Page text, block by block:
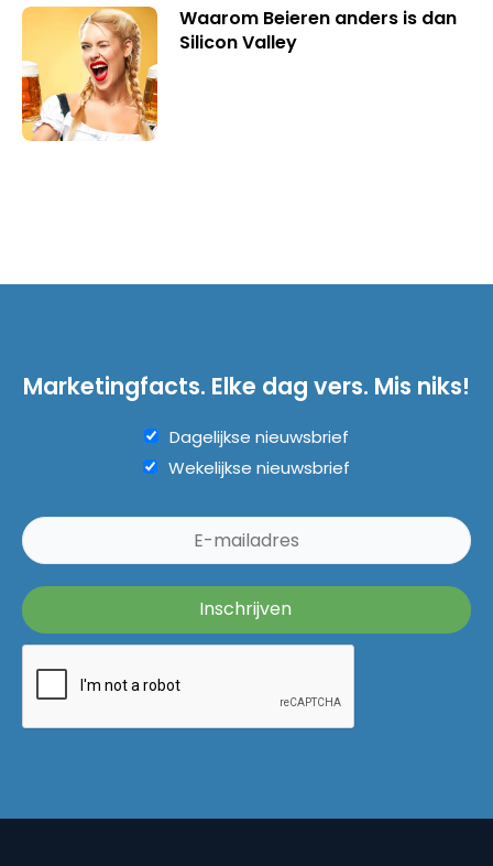
Waarom Beieren anders is dan
Silicon Valley
Marketingfacts. Elke dag vers. Mis niks!
Dagelijkse nieuwsbrief
Wekelijkse nieuwsbrief